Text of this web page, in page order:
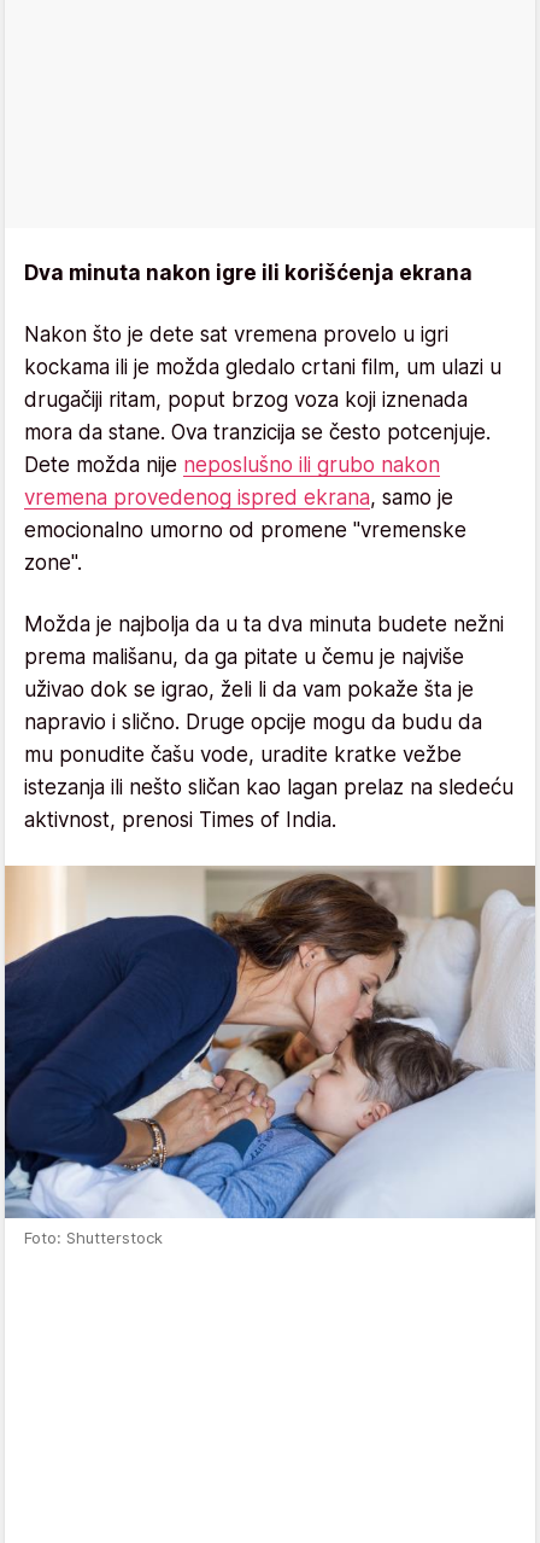
Dva minuta nakon igre ili korišćenja ekrana
Nakon što je dete sat vremena provelo u igri
kockama ili je možda gledalo crtani film, um ulazi u
drugačiji ritam, poput brzog voza koji iznenada
mora da stane. Ova tranzicija se često potcenjuje.
Dete možda nije neposlušno ili grubo nakon
vremena provedenog ispred ekrana, samo je
emocionalno umorno od promene "vremenske
zone".
Možda je najbolja da u ta dva minuta budete nežni
prema mališanu, da ga pitate u čemu je najviše
uživao dok se igrao, želi li da vam pokaže šta je
napravio i slično. Druge opcije mogu da budu da
mu ponudite čašu vode, uradite kratke vežbe
istezanja ili nešto sličan kao lagan prelaz na sledeću
aktivnost, prenosi Times of India.
Foto: Shutterstock